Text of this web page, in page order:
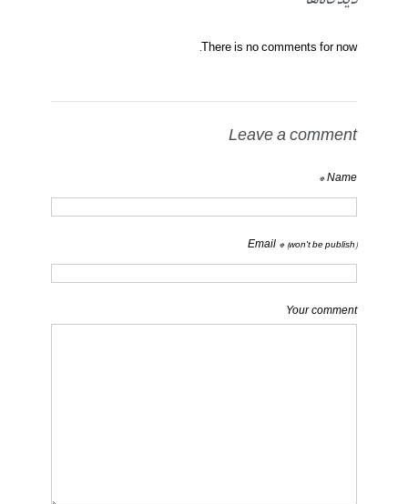
There is no comments for now.
Leave a comment
Name *
Email * (won't be publish)
Your comment